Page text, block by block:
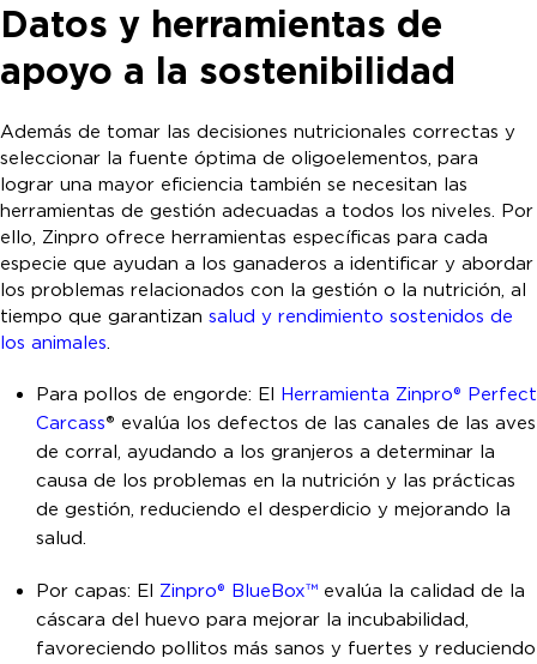
Datos y herramientas de
apoyo a la sostenibilidad
Además de tomar las decisiones nutricionales correctas y
seleccionar la fuente óptima de oligoelementos, para
lograr una mayor eficiencia también se necesitan las
herramientas de gestión adecuadas a todos los niveles. Por
ello, Zinpro ofrece herramientas específicas para cada
especie que ayudan a los ganaderos a identificar y abordar
los problemas relacionados con la gestión o la nutrición, al
tiempo que garantizan salud y rendimiento sostenidos de
los animales.
Para pollos de engorde: El Herramienta Zinpro® Perfect
Carcass® evalúa los defectos de las canales de las aves
de corral, ayudando a los granjeros a determinar la
causa de los problemas en la nutrición y las prácticas
de gestión, reduciendo el desperdicio y mejorando la
salud.
Por capas: El Zinpro® BlueBox™ evalúa la calidad de la
cáscara del huevo para mejorar la incubabilidad,
favoreciendo pollitos más sanos y fuertes y reduciendo